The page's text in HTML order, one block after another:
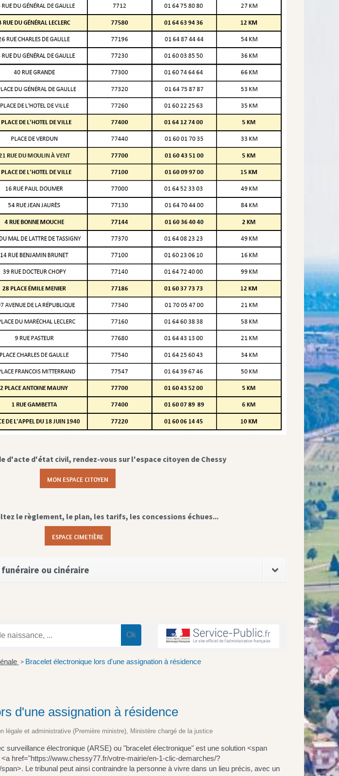
d'acte d'état civil, rendez-vous sur l'espace citoyen de Chessy
MON ESPACE CITOYEN
le règlement, le plan, les tarifs, les concessions échues...
ESPACE CIMETIÈRE
ou cinéraire
> Bracelet électronique lors d'une assignation à résidence
d'une assignation à résidence
légale et administrative (Première ministre), Ministère chargé de la justice
surveillance électronique (ARSE) ou "bracelet électronique" est une solution <span
href="https://www.chessy77.fr/votre-mairie/en-1-clic-demarches/?
Le tribunal peut ainsi contraindre la personne à vivre dans un lieu précis, avec un